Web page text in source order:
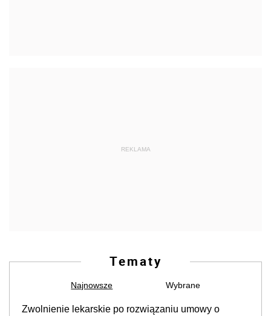
REKLAMA
Tematy
Najnowsze Wybrane
Zwolnienie lekarskie po rozwiązaniu umowy o